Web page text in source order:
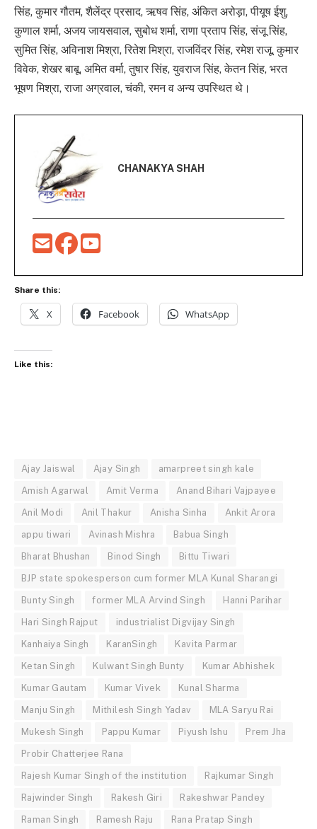
सिंह, कुमार गौतम, शैलेंद्र प्रसाद, ऋषव सिंह, अंकित अरोड़ा, पीयूष ईशु,
कुणाल शर्मा, अजय जायसवाल, सुबोध शर्मा, राणा प्रताप सिंह, संजू सिंह,
सुमित सिंह, अविनाश मिश्रा, रितेश मिश्रा, राजविंदर सिंह, रमेश राजू, कुमार
विवेक, शेखर बाबू, अमित वर्मा, तुषार सिंह, युवराज सिंह, केतन सिंह, भरत
भूषण मिश्रा, राजा अग्रवाल, चंकी, रमन व अन्य उपस्थित थे।
CHANAKYA SHAH
Share this:
X Facebook WhatsApp
Like this:
Ajay Jaiswal Ajay Singh amarpreet singh kale
Amish Agarwal Amit Verma Anand Bihari Vajpayee
Anil Modi Anil Thakur Anisha Sinha Ankit Arora
appu tiwari Avinash Mishra Babua Singh
Bharat Bhushan Binod Singh Bittu Tiwari
BJP state spokesperson cum former MLA Kunal Sharangi
Bunty Singh former MLA Arvind Singh Hanni Parihar
Hari Singh Rajput industrialist Digvijay Singh
Kanhaiya Singh KaranSingh Kavita Parmar
Ketan Singh Kulwant Singh Bunty Kumar Abhishek
Kumar Gautam Kumar Vivek Kunal Sharma
Manju Singh Mithilesh Singh Yadav MLA Saryu Rai
Mukesh Singh Pappu Kumar Piyush Ishu Prem Jha
Probir Chatterjee Rana
Rajesh Kumar Singh of the institution Rajkumar Singh
Rajwinder Singh Rakesh Giri Rakeshwar Pandey
Raman Singh Ramesh Raju Rana Pratap Singh